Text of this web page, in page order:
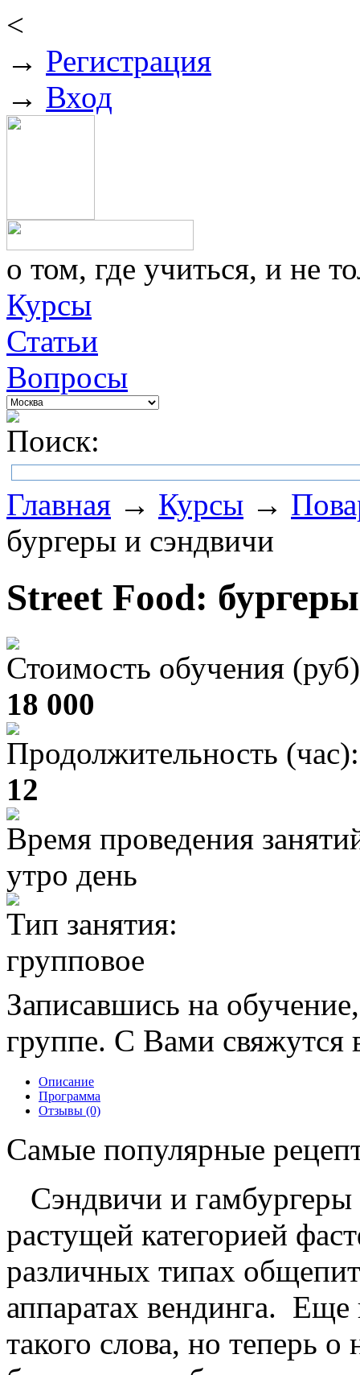
<
→ Регистрация
→ Вход
о том, где учиться, и не
Курсы
Статьи
Вопросы
Поиск:
Главная → Курсы →
бургеры и сэндвичи
Street Food:
Стоимость обучения
18 000
Продолжительность (час):
12
Время проведения
утро день
Тип занятия:
групповое
Записавшись на
группе. С Вами свяжутся
Описание
Программа
Отзывы (0)
Самые популярные
Сэндвичи и гамбургеры
растущей категорией
различных типах
аппаратах вендинга. Еще
такого слова, но теперь